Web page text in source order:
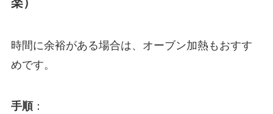
時間に余裕がある場合は、オーブン加熱もおすす
めです。
手順：